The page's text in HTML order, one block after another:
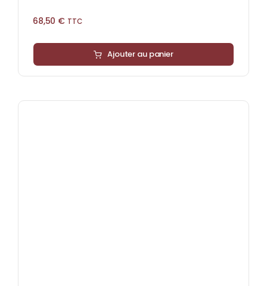
68,50 € TTC
Ajouter au panier